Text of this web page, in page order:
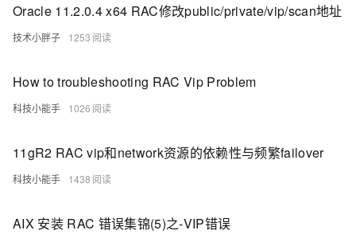
Oracle 11.2.0.4 x64 RAC修改public/private/vip/scan地址
技术小胖子 1253
How to troubleshooting RAC Vip Problem
科技小能手 1026
11gR2 RAC vip和network资源的依赖性与频繁failover
科技小能手 1438
AIX 安装 RAC 错误集锦(5)之-VIP错误